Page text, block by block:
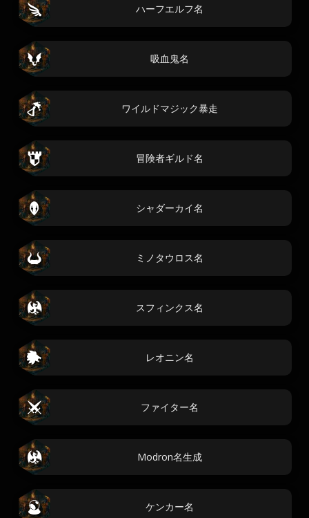
ハーフエルフ名
吸血鬼名
ワイルドマジック暴走
冒険者ギルド名
シャダーカイ名
ミノタウロス名
スフィンクス名
レオニン名
ファイター名
Modron名生成
ケンカー名